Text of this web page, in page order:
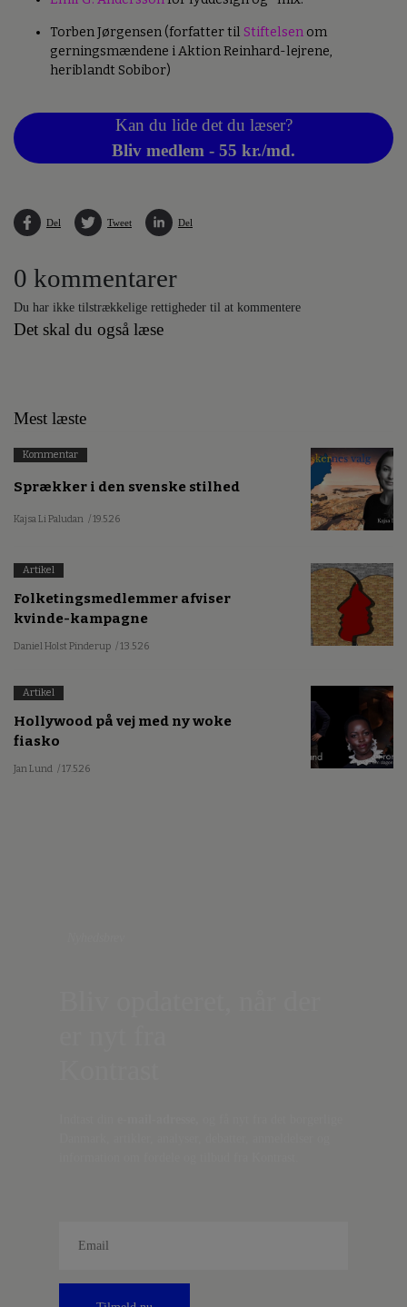
Torben Jørgensen (forfatter til Stiftelsen om
gerningsmændene i Aktion Reinhard-lejrene,
heriblandt Sobibor)
Kan du lide det du læser?
Bliv medlem - 55 kr./md.
Del Tweet Del
0 kommentarer
Du har ikke tilstrækkelige rettigheder til at kommentere
Det skal du også læse
Mest læste
Kommentar
Sprækker i den svenske stilhed
Kajsa Li Paludan / 19.5.26
Artikel
Folketingsmedlemmer afviser
kvinde-kampagne
Daniel Holst Pinderup / 13.5.26
Artikel
Hollywood på vej med ny woke
fiasko
Jan Lund / 17.5.26